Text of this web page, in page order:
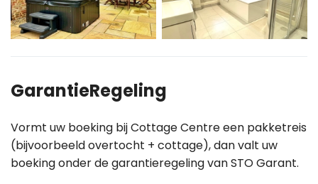
GarantieRegeling
Vormt uw boeking bij Cottage Centre een pakketreis
(bijvoorbeeld overtocht + cottage), dan valt uw
boeking onder de garantieregeling van STO Garant.